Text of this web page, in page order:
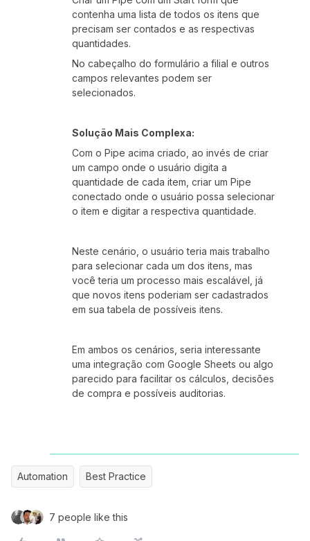
contenha uma lista de todos os itens que
precisam ser contados e as respectivas
quantidades.
No cabeçalho do formulário a filial e outros
campos relevantes podem ser
selecionados.
Solução Mais Complexa:
Com o Pipe acima criado, ao invés de criar
um campo onde o usuário digita a
quantidade de cada item, criar um Pipe
conectado onde o usuário possa selecionar
o item e digitar a respectiva quantidade.
Neste cenário, o usuário teria mais trabalho
para selecionar cada um dos itens, mas
você teria um processo mais escalável, já
que novos itens poderiam ser cadastrados
em sua tabela de possíveis itens.
Em ambos os cenários, seria interessante
uma integração com Google Sheets ou algo
parecido para facilitar os cálculos, decisões
de compra e possíveis auditorias.
Automation Best Practice
7 people like this